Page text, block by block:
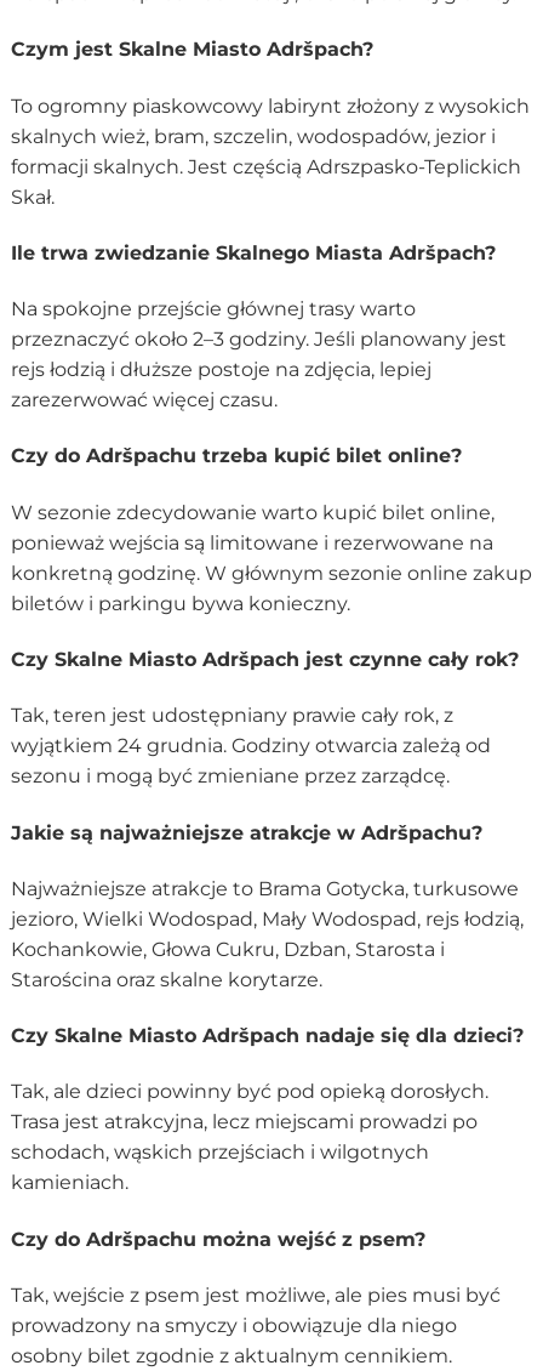
Czym jest Skalne Miasto Adršpach?
To ogromny piaskowcowy labirynt złożony z wysokich
skalnych wież, bram, szczelin, wodospadów, jezior i
formacji skalnych. Jest częścią Adrszpasko-Teplickich
Skał.
Ile trwa zwiedzanie Skalnego Miasta Adršpach?
Na spokojne przejście głównej trasy warto
przeznaczyć około 2–3 godziny. Jeśli planowany jest
rejs łodzią i dłuższe postoje na zdjęcia, lepiej
zarezerwować więcej czasu.
Czy do Adršpachu trzeba kupić bilet online?
W sezonie zdecydowanie warto kupić bilet online,
ponieważ wejścia są limitowane i rezerwowane na
konkretną godzinę. W głównym sezonie online zakup
biletów i parkingu bywa konieczny.
Czy Skalne Miasto Adršpach jest czynne cały rok?
Tak, teren jest udostępniany prawie cały rok, z
wyjątkiem 24 grudnia. Godziny otwarcia zależą od
sezonu i mogą być zmieniane przez zarządcę.
Jakie są najważniejsze atrakcje w Adršpachu?
Najważniejsze atrakcje to Brama Gotycka, turkusowe
jezioro, Wielki Wodospad, Mały Wodospad, rejs łodzią,
Kochankowie, Głowa Cukru, Dzban, Starosta i
Starościna oraz skalne korytarze.
Czy Skalne Miasto Adršpach nadaje się dla dzieci?
Tak, ale dzieci powinny być pod opieką dorosłych.
Trasa jest atrakcyjna, lecz miejscami prowadzi po
schodach, wąskich przejściach i wilgotnych
kamieniach.
Czy do Adršpachu można wejść z psem?
Tak, wejście z psem jest możliwe, ale pies musi być
prowadzony na smyczy i obowiązuje dla niego
osobny bilet zgodnie z aktualnym cennikiem.